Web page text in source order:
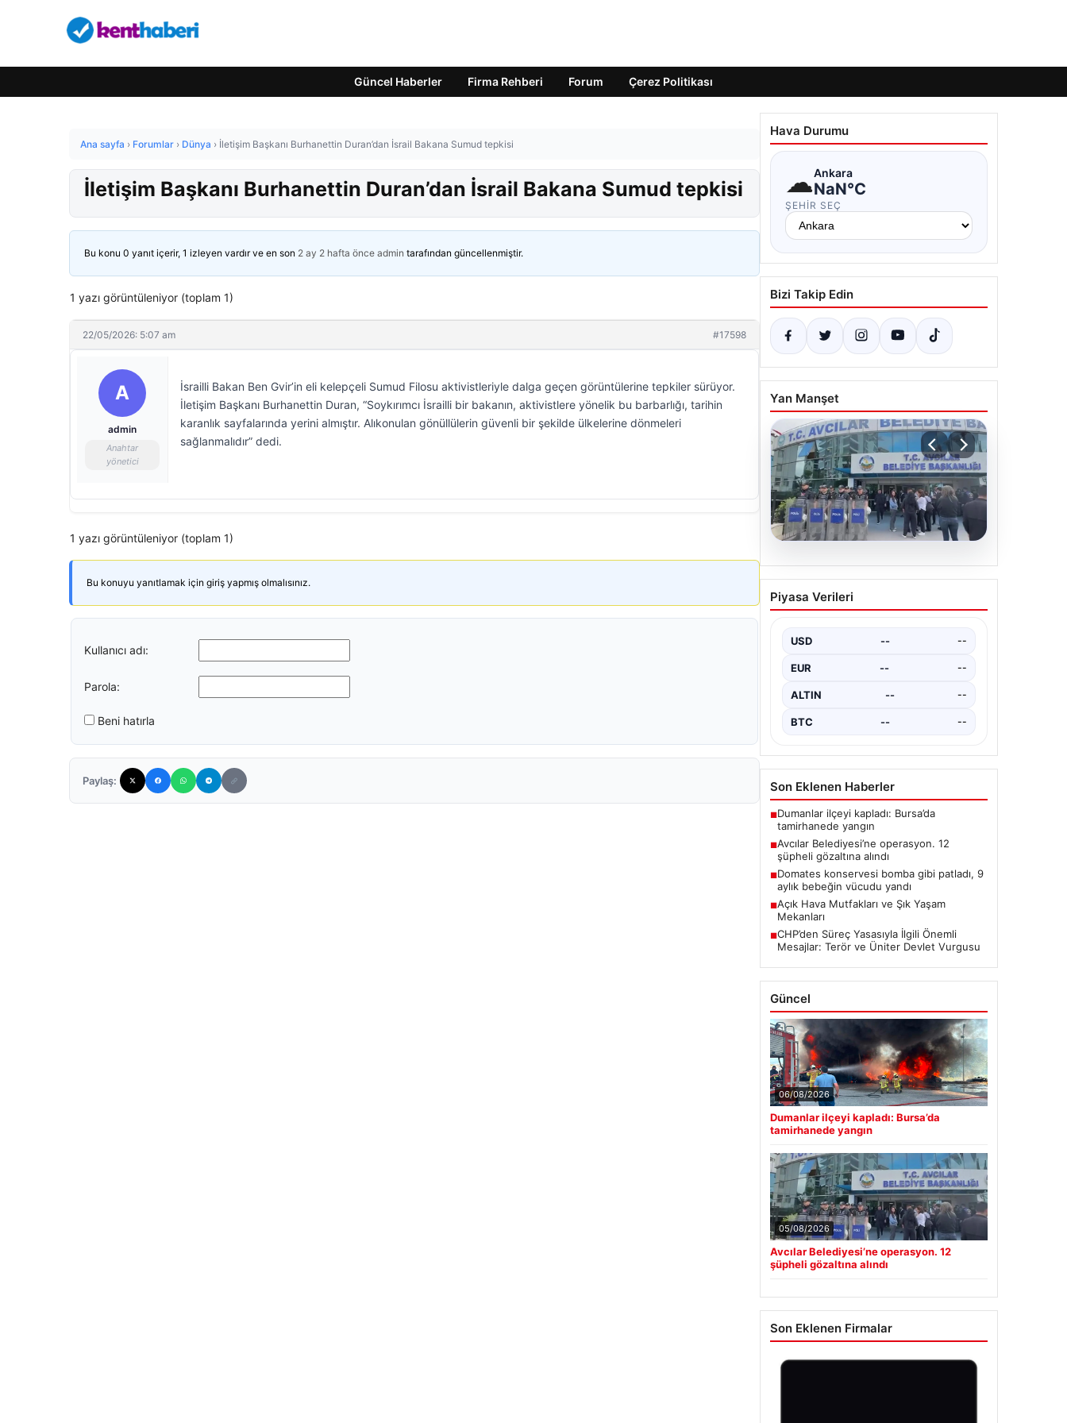
Güncel Haberler Firma Rehberi Forum Çerez Politikası
Ana sayfa › Forumlar › Dünya › İletişim Başkanı Burhanettin Duran’dan İsrail Bakana Sumud tepkisi
İletişim Başkanı Burhanettin Duran’dan İsrail Bakana Sumud tepkisi
Bu konu 0 yanıt içerir, 1 izleyen vardır ve en son 2 ay 2 hafta önce admin tarafından güncellenmiştir.
1 yazı görüntüleniyor (toplam 1)
22/05/2026: 5:07 am #17598
A
admin
Anahtar
yönetici
İsrailli Bakan Ben Gvir’in eli kelepçeli Sumud Filosu aktivistleriyle dalga geçen görüntülerine tepkiler sürüyor.
İletişim Başkanı Burhanettin Duran, “Soykırımcı İsrailli bir bakanın, aktivistlere yönelik bu barbarlığı, tarihin
karanlık sayfalarında yerini almıştır. Alıkonulan gönüllülerin güvenli bir şekilde ülkelerine dönmeleri
sağlanmalıdır” dedi.
1 yazı görüntüleniyor (toplam 1)
Bu konuyu yanıtlamak için giriş yapmış olmalısınız.
Kullanıcı adı:
Parola:
Beni hatırla
Paylaş:
Hava Durumu
☁Ankara
NaN°C
ŞEHIR SEÇ
Bizi Takip Edin
Yan Manşet
Avcılar Belediyesi’ne
operasyon. 12 şüpheli
Piyasa Verileri
USD -- --
EUR -- --
ALTIN -- --
BTC -- --
Son Eklenen Haberler
■Dumanlar ilçeyi kapladı: Bursa’da
tamirhanede yangın
■Avcılar Belediyesi’ne operasyon. 12
şüpheli gözaltına alındı
■Domates konservesi bomba gibi patladı, 9
aylık bebeğin vücudu yandı
■Açık Hava Mutfakları ve Şık Yaşam
Mekanları
■CHP’den Süreç Yasasıyla İlgili Önemli
Mesajlar: Terör ve Üniter Devlet Vurgusu
Güncel
06/08/2026
Dumanlar ilçeyi kapladı: Bursa’da
tamirhanede yangın
05/08/2026
Avcılar Belediyesi’ne operasyon. 12
şüpheli gözaltına alındı
Son Eklenen Firmalar